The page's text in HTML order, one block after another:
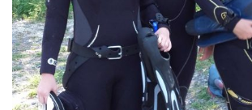
Peinture
NAGE
NAP / NEV
Agenda